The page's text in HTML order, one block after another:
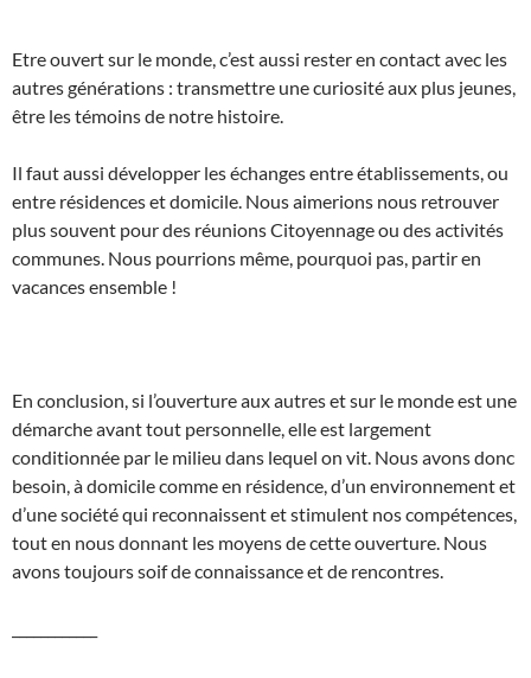
Etre ouvert sur le monde, c’est aussi rester en contact avec les
autres générations : transmettre une curiosité aux plus jeunes,
être les témoins de notre histoire.
Il faut aussi développer les échanges entre établissements, ou
entre résidences et domicile. Nous aimerions nous retrouver
plus souvent pour des réunions Citoyennage ou des activités
communes. Nous pourrions même, pourquoi pas, partir en
vacances ensemble !
En conclusion, si l’ouverture aux autres et sur le monde est une
démarche avant tout personnelle, elle est largement
conditionnée par le milieu dans lequel on vit. Nous avons donc
besoin, à domicile comme en résidence, d’un environnement et
d’une société qui reconnaissent et stimulent nos compétences,
tout en nous donnant les moyens de cette ouverture. Nous
avons toujours soif de connaissance et de rencontres.